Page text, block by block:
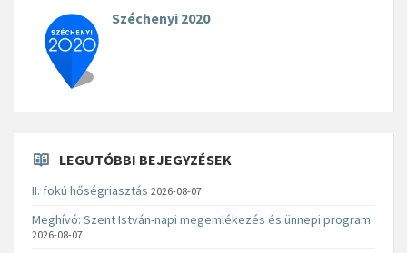
Széchenyi 2020
LEGUTÓBBI BEJEGYZÉSEK
II. fokú hőségriasztás 2026-08-07
Meghívó: Szent István-napi megemlékezés és ünnepi program
2026-08-07